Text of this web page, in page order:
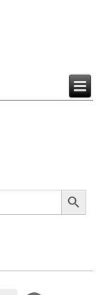
Search Button